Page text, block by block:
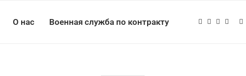
О нас Военная служба по контракту